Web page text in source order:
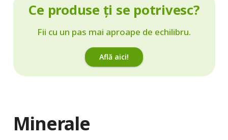
Minerale
Ce produse ți se potrivesc?
Fii cu un pas mai aproape de echilibru.
Află aici!